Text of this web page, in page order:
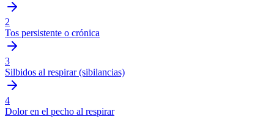
2
Tos persistente o crónica
3
Silbidos al respirar (sibilancias)
4
Dolor en el pecho al respirar